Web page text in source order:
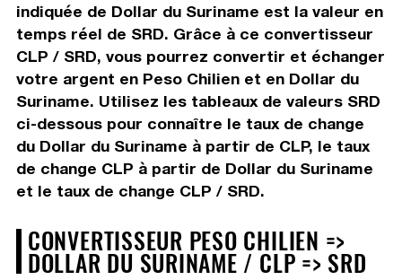
indiquée de Dollar du Suriname est la valeur en
temps réel de SRD. Grâce à ce convertisseur
CLP / SRD, vous pourrez convertir et échanger
votre argent en Peso Chilien et en Dollar du
Suriname. Utilisez les tableaux de valeurs SRD
ci-dessous pour connaître le taux de change
du Dollar du Suriname à partir de CLP, le taux
de change CLP à partir de Dollar du Suriname
et le taux de change CLP / SRD.
CONVERTISSEUR PESO CHILIEN =>
DOLLAR DU SURINAME / CLP => SRD